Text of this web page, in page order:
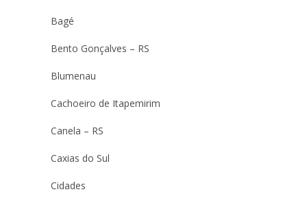
Bagé
Bento Gonçalves – RS
Blumenau
Cachoeiro de Itapemirim
Canela – RS
Caxias do Sul
Cidades